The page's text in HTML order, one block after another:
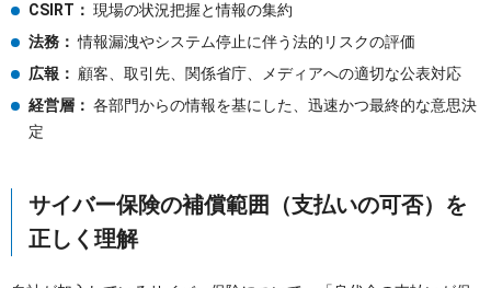
CSIRT： 現場の状況把握と情報の集約
法務： 情報漏洩やシステム停止に伴う法的リスクの評価
広報： 顧客、取引先、関係省庁、メディアへの適切な公表対応
経営層： 各部門からの情報を基にした、迅速かつ最終的な意思決
定
サイバー保険の補償範囲（支払いの可否）を
正しく理解